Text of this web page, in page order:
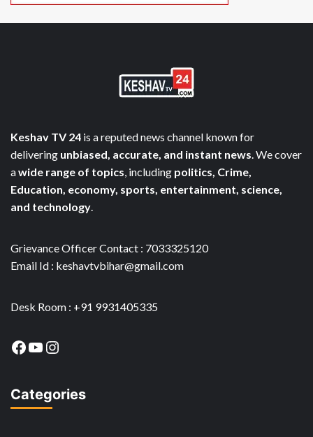
Keshav TV 24 is a reputed news channel known for
delivering unbiased, accurate, and instant news. We cover
awide range of topics, including politics, Crime,
Education, economy, sports, entertainment, science,
and technology.
Grievance Officer Contact : 7033325120
Email Id : keshavtvbihar@gmail.com
Desk Room : +91 9931405335
Facebook
YouTube
Instagram
Categories